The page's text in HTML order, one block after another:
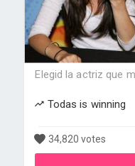
Elegid la actriz que
Todas is winning
34,820 votes